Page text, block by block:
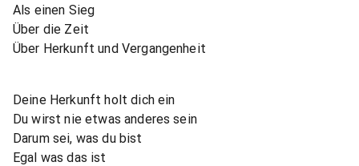
Als einen Sieg
Über die Zeit
Über Herkunft und Vergangenheit
Deine Herkunft holt dich ein
Du wirst nie etwas anderes sein
Darum sei, was du bist
Egal was das ist